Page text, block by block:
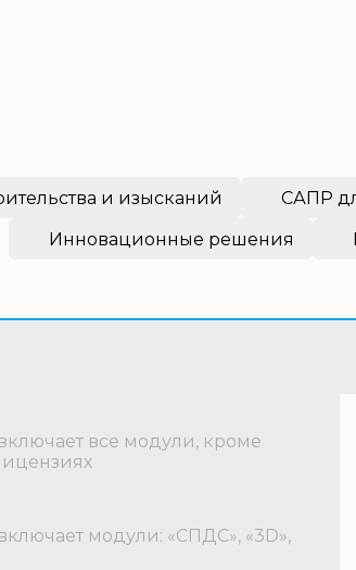
и изысканий САПР
Инновационные решения
все модули, кроме
модули: «СПДС», «3D»,